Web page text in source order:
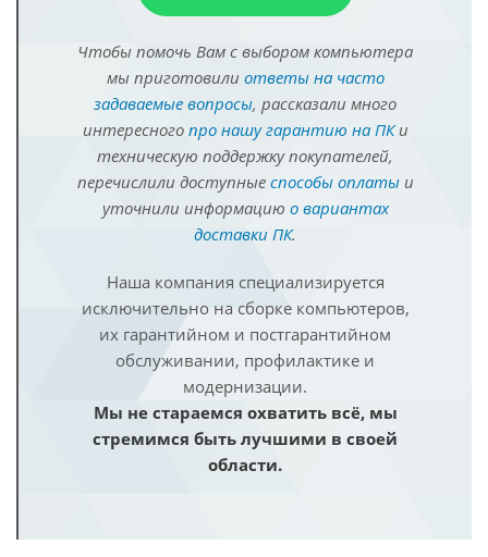
Чтобы помочь Вам с выбором компьютера
мы приготовили ответы на часто
задаваемые вопросы, рассказали много
интересного про нашу гарантию на ПКи
техническую поддержку покупателей,
перечислили доступные способы оплатыи
уточнили информацию о вариантах
доставки ПК.
Наша компания специализируется
исключительно на сборке компьютеров,
их гарантийном и постгарантийном
обслуживании, профилактике и
модернизации.
Мы не стараемся охватить всё, мы
стремимся быть лучшими в своей
области.